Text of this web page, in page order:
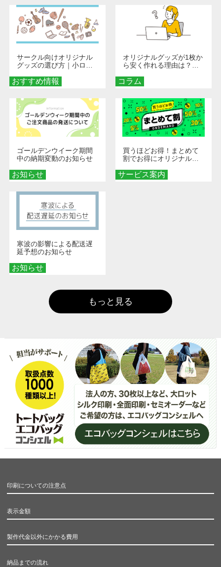
おすすめ情報
サークル向けオリジナル
グッズの選び方｜小ロッ
める秘訣
コラム
オリジナルグッズが1枚か
ら安く作れる理由は？オ
とメリットを解説
お知らせ
ゴールデンウイーク期間
中の納期変動のお知らせ
サービス案内
買うほどお得！まとめて
割でお得にオリジナルグ
お知らせ
寒波の影響による配送遅
延予想のお知らせ
もっと見る
印刷についての注意点
表示金額
製作代金以外にかかる費用
納品までの流れ